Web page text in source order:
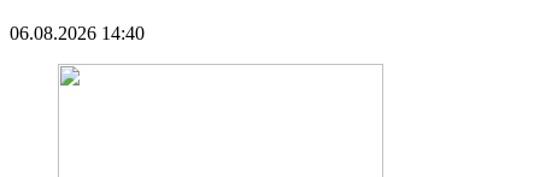
06.08.2026 14:40